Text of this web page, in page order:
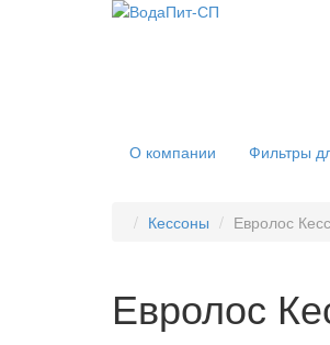
О компании Фильтры
Кессоны Евролос
Евролос